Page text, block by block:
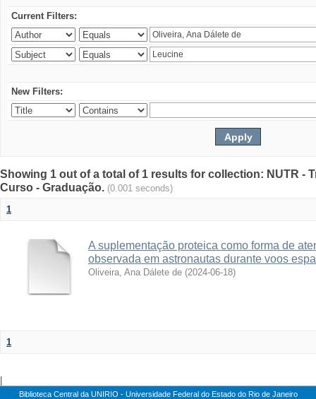
Current Filters:
New Filters:
Showing 1 out of a total of 1 results for collection: NUTR -
Curso - Graduação. (0.001 seconds)
1
A suplementação proteica como forma de
observada em astronautas durante voos
Oliveira, Ana Dálete de (2024-06-18)
1
Biblioteca Central da UNIRIO - Universidade Federal do Estado do Rio de Janeiro